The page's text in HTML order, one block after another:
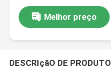
Melhor preço
DESCRIçãO DE PRODUTO